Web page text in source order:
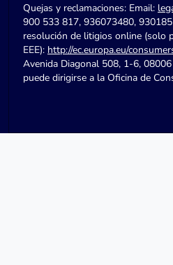
Quejas y reclamaciones: Email:
900 533 817, 936073480,
resolución de litigios online (solo
EEE): http://ec.europa.eu/
Avenida Diagonal 508, 1-6, 08006
puede dirigirse a la Oficina de